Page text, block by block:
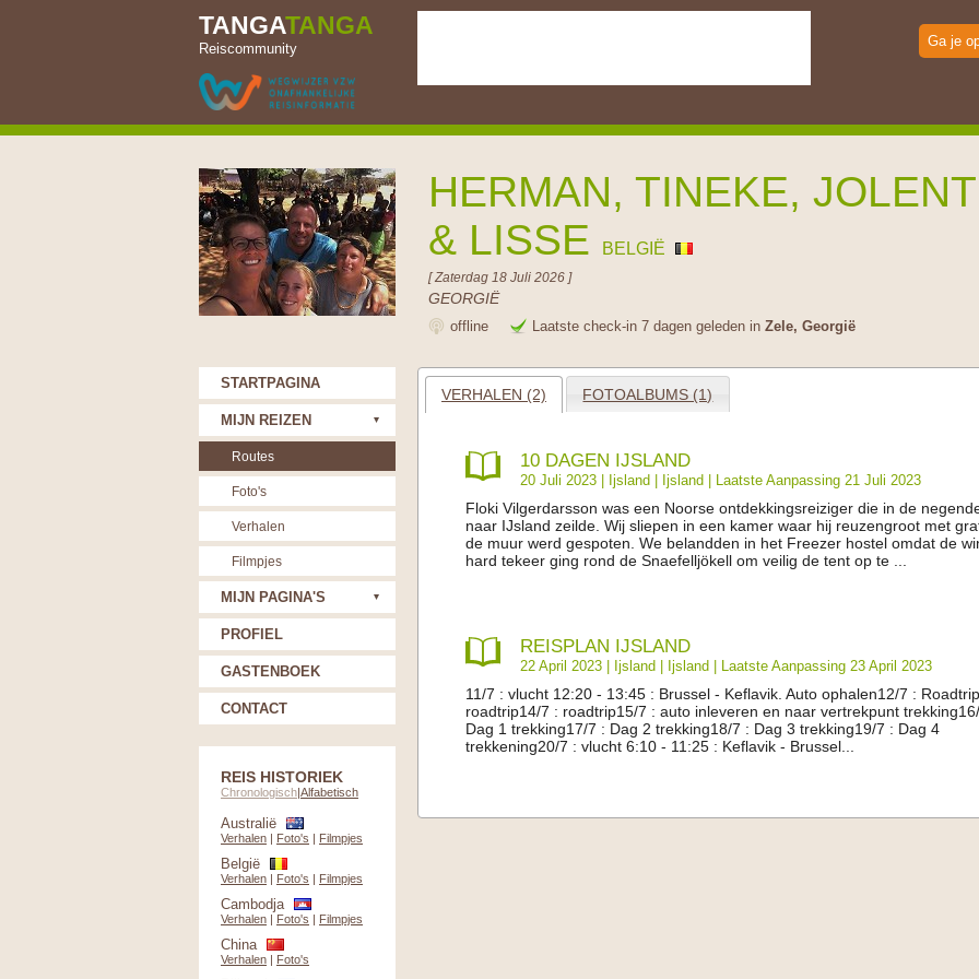
TANGATANGA
Reiscommunity Ga je
HERMAN, TINEKE,
& LISSE
BELGIË
[ Zaterdag 18 Juli 2026 ]
GEORGIË
offline Laatste check-in 7 dagen geleden in Zele, Georgië
VERHALEN (2) FOTOALBUMS (1)
10 DAGEN IJSLAND
20 Juli 2023 | Ijsland Ijsland | Laatste Aanpassing 21 Juli 2023
Floki Vilgerdarsson was een Noorse ontdekkingsreiziger die in de
naar IJsland zeilde. Wij sliepen in een kamer waar hij reuzengroot met
de muur werd gespoten. We belandden in het Freezer hostel omdat de
hard tekeer ging rond de Snaefelljökell om veilig de tent op te ...
REISPLAN IJSLAND
22 April 2023 | Ijsland Ijsland | Laatste Aanpassing 23 April 2023
11/7 : vlucht 12:20 - 13:45 : Brussel - Keflavik. Auto ophalen12/7 :
roadtrip14/7 : roadtrip15/7 : auto inleveren en naar vertrekpunt
Dag 1 trekking17/7 : Dag 2 trekking18/7 : Dag 3 trekking19/7 : Dag 4
trekkening20/7 : vlucht 6:10 - 11:25 : Keflavik - Brussel...
STARTPAGINA
MIJN REIZEN
Routes
Foto's
Verhalen
Filmpjes
MIJN PAGINA'S
PROFIEL
GASTENBOEK
CONTACT
REIS HISTORIEK
Chronologisch|Alfabetisch
Australië
Verhalen | Foto's | Filmpjes
België
Verhalen | Foto's | Filmpjes
Cambodja
Verhalen | Foto's | Filmpjes
China
Verhalen | Foto's